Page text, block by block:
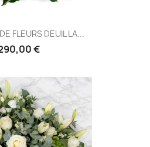
FLEURS DEUIL LA...
€